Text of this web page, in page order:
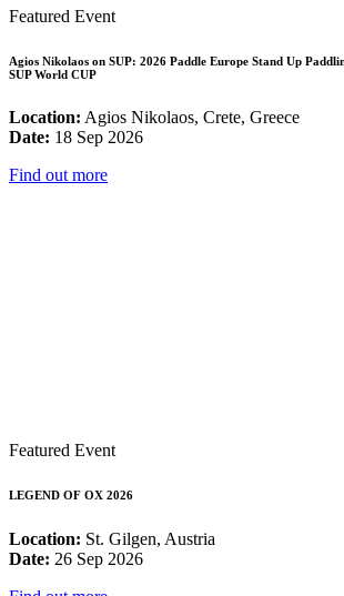
Featured Event
Agios Nikolaos on SUP: 2026 Paddle Europe Stand Up
SUP World CUP
Location: Agios Nikolaos, Crete, Greece
Date: 18 Sep 2026
Find out more
Featured Event
LEGEND OF OX 2026
Location: St. Gilgen, Austria
Date: 26 Sep 2026